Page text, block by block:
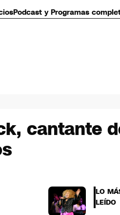
Podcast y Programas
cantante
LO
LEÍDO